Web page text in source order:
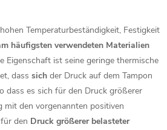
Temperaturbeständigkeit, Festigkeit
häufigsten verwendeten Materialien
Eigenschaft ist seine geringe thermische
dass sich der Druck auf dem Tampon
dass es sich für den Druck größerer
mit den vorgenannten positiven
den Druck größerer belasteter